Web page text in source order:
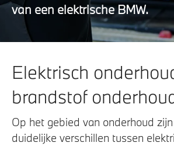
van een elektrische BMW.
Elektrisch
brandstof
Op het gebied van onderhoud
duidelijke verschillen tussen